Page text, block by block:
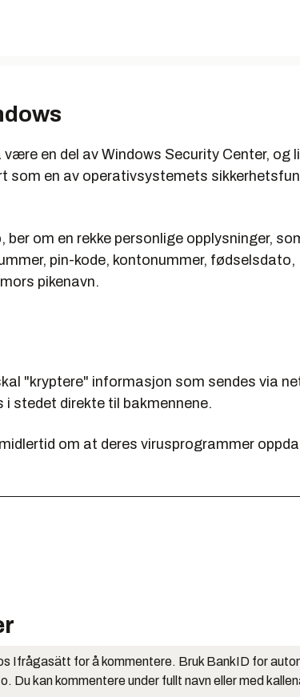
en del av Windows Security Center, og
som en av operativsystemets
ber om en rekke personlige opplysninger,
pin-kode, kontonummer, fødselsdato,
pikenavn.
"kryptere" informasjon som sendes via
i stedet direkte til bakmennene.
om at deres virusprogrammer
Ifrågasätt for å kommentere. Bruk BankID for
Du kan kommentere under fullt navn eller med